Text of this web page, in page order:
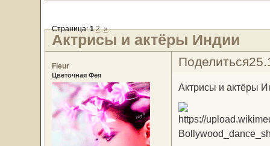
Актрисы и актёры Индии
Страница:1 2 »
Поделиться
Fleur
Цветочная Фея
Актрисы и актёры